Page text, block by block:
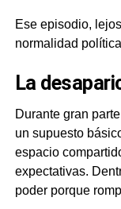
Ese episodio,
normalidad
La
Durante gran
un supuesto
espacio
expectativas.
poder porque